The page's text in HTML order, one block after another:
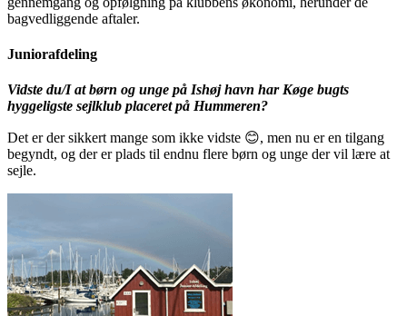
bagvedliggende aftaler.
Juniorafdeling
Vidste du/I at børn og unge på Ishøj havn har Køge bugts
hyggeligste sejlklub placeret på Hummeren?
Det er der sikkert mange som ikke vidste 😊, men nu er en tilgang
begyndt, og der er plads til endnu flere børn og unge der vil lære at
sejle.